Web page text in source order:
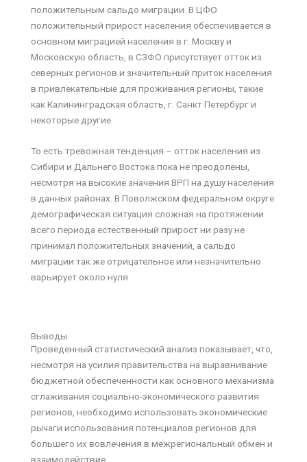
положительным сальдо миграции. В ЦФО
положительный прирост населения обеспечивается в
основном миграцией населения в г. Москву и
Московскую область, в СЗФО присутствует отток из
северных регионов и значительный приток населения
в привлекательные для проживания регионы, такие
как Калининградская область, г. Санкт Петербург и
некоторые другие.
То есть тревожная тенденция – отток населения из
Сибири и Дальнего Востока пока не преодолены,
несмотря на высокие значения ВРП на душу населения
в данных районах. В Поволжском федеральном округе
демографическая ситуация сложная на протяжении
всего периода естественный прирост ни разу не
принимал положительных значений, а сальдо
миграции так же отрицательное или незначительно
варьирует около нуля.
Выводы
Проведенный статистический анализ показывает, что,
несмотря на усилия правительства на выравнивание
бюджетной обеспеченности как основного механизма
сглаживания социально-экономического развития
регионов, необходимо использовать экономические
рычаги использования потенциалов регионов для
большего их вовлечения в межрегиональный обмен и
взаимодействие.